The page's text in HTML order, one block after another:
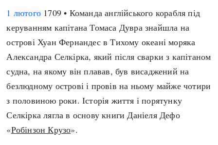
1 лютого 1709 • Команда англійського корабля під
керуванням капітана Томаса Дувра знайшла на
острові Хуан Фернандес в Тихому океані моряка
Александра Селкірка, який після сварки з капітаном
судна, на якому він плавав, був висаджений на
безлюдному острові і провів на ньому майже чотири
з половиною роки. Історія життя і порятунку
Селкірка лягла в основу книги Даніеля Дефо
«Робінзон Крузо».